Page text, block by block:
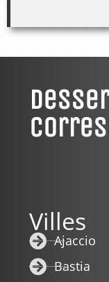
Villes
Ajaccio
Bastia